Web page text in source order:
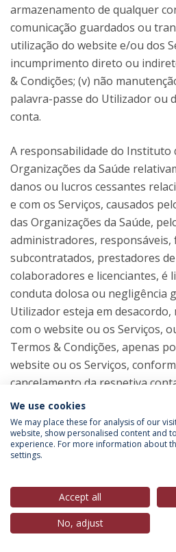
armazenamento de qualquer
comunicação guardados ou
utilização do website e/ou dos
incumprimento direto ou
& Condições; (v) não
palavra-passe do Utilizador ou
conta.
A responsabilidade do Instituto
Organizações da Saúde
danos ou lucros cessantes
e com os Serviços, causados
das Organizações da Saúde,
administradores,
subcontratados, prestadores
colaboradores e licenciantes, é
conduta dolosa ou negligência
Utilizador esteja em
com o website ou os Serviços,
Termos & Condições, apenas
website ou os Serviços,
cancelamento da respetiva
aplicável).
Os presentes Termos &
quaisquer direitos concedidos
poderá invocar na qualidade
que mantenha interacções e se
o Instituto de Gestão e das
We use cookies
We may place these for analysis of our
website, show personalised content and
experience. For more information about
settings.
Accept all
No, adjust